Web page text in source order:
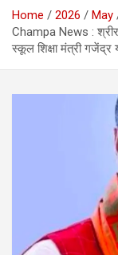
Home 2026
May
Champa News :
स्कूल शिक्षा मंत्री गजेंद्र